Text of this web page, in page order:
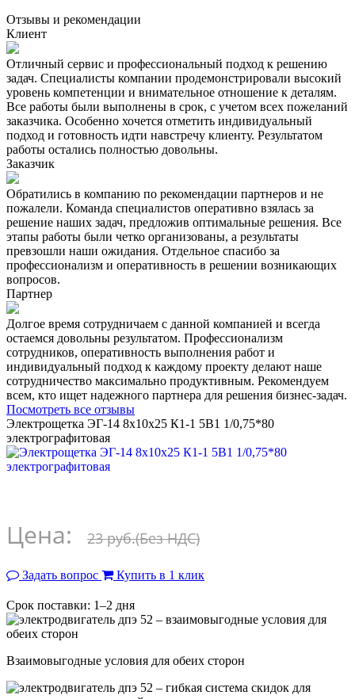
Отзывы и рекомендации
Клиент
Отличный сервис и профессиональный подход к решению
задач. Специалисты компании продемонстрировали высокий
уровень компетенции и внимательное отношение к деталям.
Все работы были выполнены в срок, с учетом всех пожеланий
заказчика. Особенно хочется отметить индивидуальный
подход и готовность идти навстречу клиенту. Результатом
работы остались полностью довольны.
Заказчик
Обратились в компанию по рекомендации партнеров и не
пожалели. Команда специалистов оперативно взялась за
решение наших задач, предложив оптимальные решения. Все
этапы работы были четко организованы, а результаты
превзошли наши ожидания. Отдельное спасибо за
профессионализм и оперативность в решении возникающих
вопросов.
Партнер
Долгое время сотрудничаем с данной компанией и всегда
остаемся довольны результатом. Профессионализм
сотрудников, оперативность выполнения работ и
индивидуальный подход к каждому проекту делают наше
сотрудничество максимально продуктивным. Рекомендуем
всем, кто ищет надежного партнера для решения бизнес-задач.
Посмотреть все отзывы
Электрощетка ЭГ-14 8х10х25 К1-1 5В1 1/0,75*80
электрографитовая
Цена: 23 руб.(Без НДС)
Задать вопрос Купить в 1 клик
Срок поставки: 1–2 дня
Взаимовыгодные условия для обеих сторон